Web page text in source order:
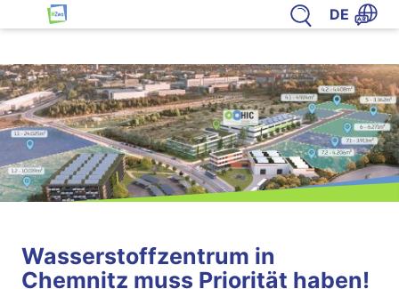
Zum Inhalt springen
HZwo – Antrieb für Sachsen
DE
Wasserstoffzentrum in
Chemnitz muss Priorität haben!